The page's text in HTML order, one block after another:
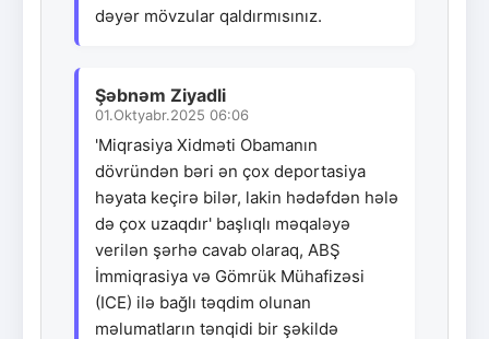
dəyər mövzular qaldırmısınız.
Şəbnəm Ziyadli
01.Oktyabr.2025 06:06
'Miqrasiya Xidməti Obamanın
dövründən bəri ən çox deportasiya
həyata keçirə bilər, lakin hədəfdən hələ
də çox uzaqdır' başlıqlı məqaləyə
verilən şərhə cavab olaraq, ABŞ
İmmiqrasiya və Gömrük Mühafizəsi
(ICE) ilə bağlı təqdim olunan
məlumatların tənqidi bir şəkildə